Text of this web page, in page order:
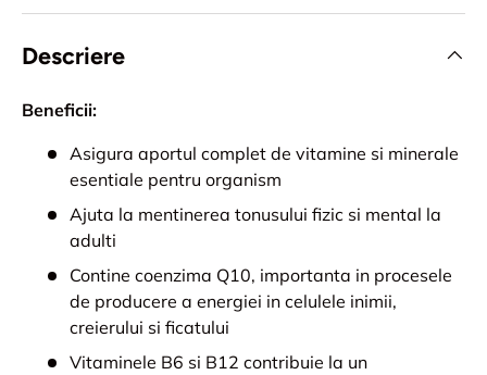
Descriere
Beneficii:
Asigura aportul complet de vitamine si minerale
esentiale pentru organism
Ajuta la mentinerea tonusului fizic si mental la
adulti
Contine coenzima Q10, importanta in procesele
de producere a energiei in celulele inimii,
creierului si ficatului
Vitaminele B6 si B12 contribuie la un